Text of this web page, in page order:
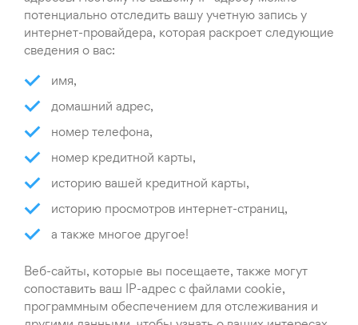
потенциально отследить вашу учетную запись у
интернет-провайдера, которая раскроет следующие
сведения о вас:
имя,
домашний адрес,
номер телефона,
номер кредитной карты,
историю вашей кредитной карты,
историю просмотров интернет-страниц,
а также многое другое!
Веб-сайты, которые вы посещаете, также могут
сопоставить ваш IP-адрес с файлами cookie,
программным обеспечением для отслеживания и